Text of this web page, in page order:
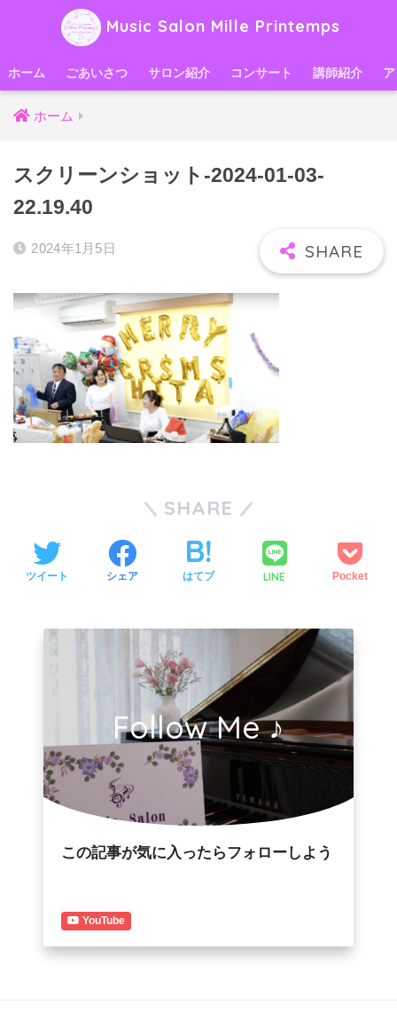
Music Salon Mille Printemps
ホーム ごあいさつ サロン紹介 コンサート 講師紹介
ホーム
スクリーンショット-2024-01-03-
22.19.40
2024年1月5日
SHARE
ツイート シェア はてブ LINE Pocket
Follow Me ♪
この記事が気に入ったらフォローしよう
YouTube